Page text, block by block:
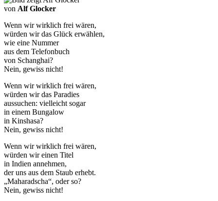
von Alf Glocker
Wenn wir wirklich frei wären,
würden wir das Glück erwählen,
wie eine Nummer
aus dem Telefonbuch
von Schanghai?
Nein, gewiss nicht!
Wenn wir wirklich frei wären,
würden wir das Paradies
aussuchen: vielleicht sogar
in einem Bungalow
in Kinshasa?
Nein, gewiss nicht!
Wenn wir wirklich frei wären,
würden wir einen Titel
in Indien annehmen,
der uns aus dem Staub erhebt.
„Maharadscha“, oder so?
Nein, gewiss nicht!